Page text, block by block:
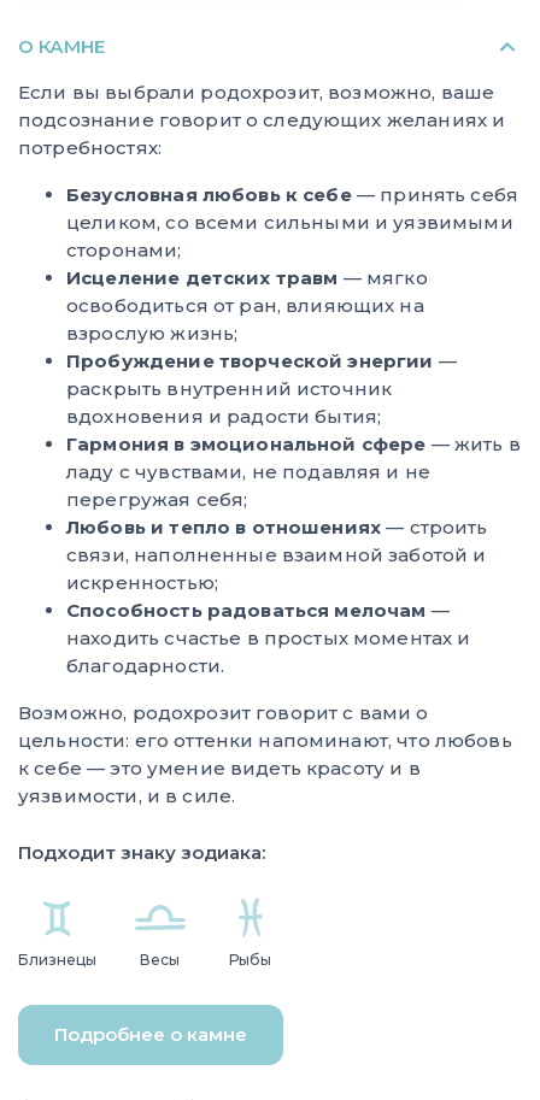
О КАМНЕ
Если вы выбрали родохрозит, возможно, ваше
подсознание говорит о следующих желаниях и
потребностях:
Безусловная любовь к себе— принять себя
целиком, со всеми сильными и уязвимыми
сторонами;
Исцеление детских травм — мягко
освободиться от ран, влияющих на
взрослую жизнь;
Пробуждение творческой энергии —
раскрыть внутренний источник
вдохновения и радости бытия;
Гармония в эмоциональной сфере — жить в
ладу с чувствами, не подавляя и не
перегружая себя;
Любовь и тепло в отношениях — строить
связи, наполненные взаимной заботой и
искренностью;
Способность радоваться мелочам —
находить счастье в простых моментах и
благодарности.
Возможно, родохрозит говорит с вами о
цельности: его оттенки напоминают, что любовь
к себе — это умение видеть красоту и в
уязвимости, и в силе.
Подходит знаку зодиака:
Близнецы Весы Рыбы
Подробнее о камне